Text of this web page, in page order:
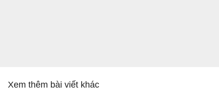
Xem thêm bài viết khác